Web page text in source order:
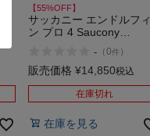
【55%OFF】
サッカニー エンドルフィ
ン プロ 4 Saucony
レット セール-（0件 ）
販売価格 ¥14,850税込
在庫切れ
在庫を見る